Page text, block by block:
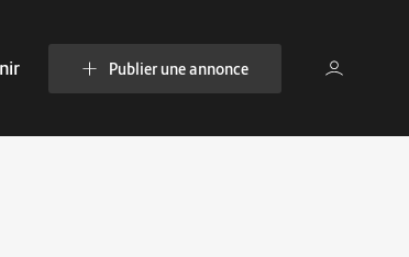
Publier une annonce